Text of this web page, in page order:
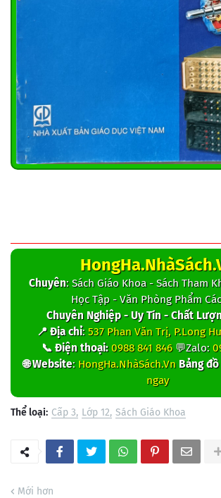
Chuyên: Sách Giáo Khoa - Sách Tham
Học Tập - Văn Phòng Phẩm
Chuyên Nghiệp - Uy Tín - Chất
📍 Địa chỉ: 537 Phan Văn Trị, P.Long
📞 Điện thoại: 0988 841 846💬Zalo:
🌐 Website: HongHa.NhàSách.Vn Bảng
ngay
Thể loại: Cấp 3 Lớp 12 Sách Giáo Khoa
Mới hơn